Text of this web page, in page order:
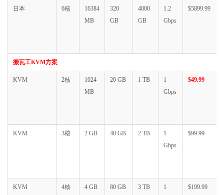
日本 6核
16384
MB
320
GB
4000
GB
1.2
Gbps
$5899.99
搬瓦工KVM方案
KVM 2核
1024
MB
20 GB 1 TB
1
Gbps
$49.99
KVM 3核 2 GB 40 GB 2 TB
1
Gbps
$99.99
KVM 4核 4 GB 80 GB 3 TB
1
$199.99